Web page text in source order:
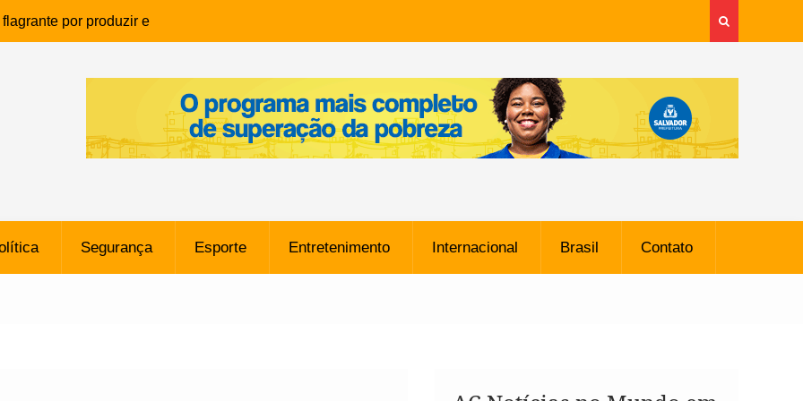
por produzir e
infantil em Eunápolis
morreu após ataque
sem restrições e pode
o Vasco
SpaceX Colide com a Lua
Segurança Esporte Entretenimento Internacional Brasil Contato